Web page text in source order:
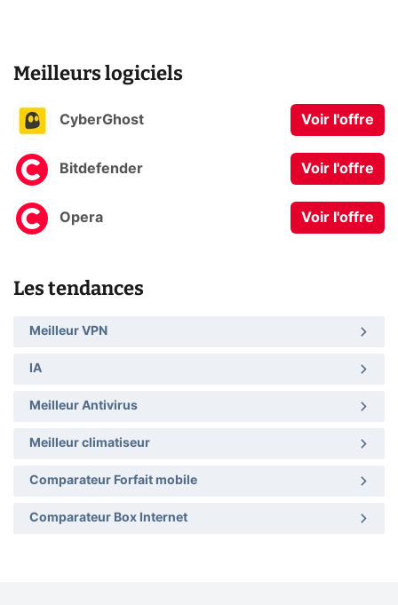
Meilleurs logiciels
CyberGhost Voir l'offre
Bitdefender Voir l'offre
Opera Voir l'offre
Les tendances
Meilleur VPN
IA
Meilleur Antivirus
Meilleur climatiseur
Comparateur Forfait mobile
Comparateur Box Internet